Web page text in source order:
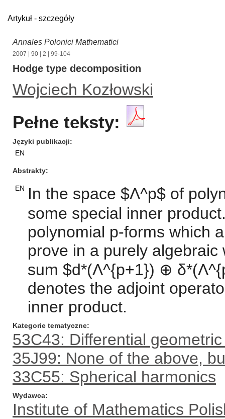
Artykuł - szczegóły
Annales Polonici Mathematici
2007 90 2 | 99-104
Hodge type decomposition
Wojciech Kozłowski
Pełne teksty:
Języki publikacji
EN
Abstrakty
EN
In the space $Λ^p$ of
some special inner
polynomial p-forms which
prove in a purely
sum $d*(Λ^{p+1}) ⊕
denotes the adjoint
inner product.
Kategorie tematyczne
53C43: Differential
35J99: None of the above,
33C55: Spherical harmonics
Wydawca
Institute of Mathematics